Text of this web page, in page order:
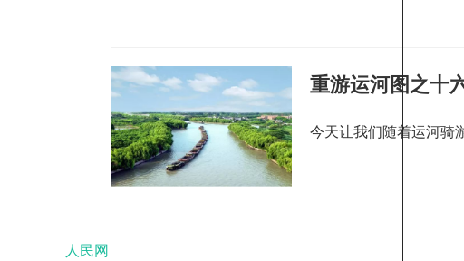
重游运河图之十
今天让我们随着运河骑
人民网